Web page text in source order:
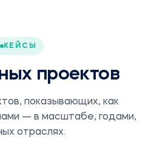
КЕЙСЫ
проектов
показывающих, как
— в масштабе, годами,
отраслях.